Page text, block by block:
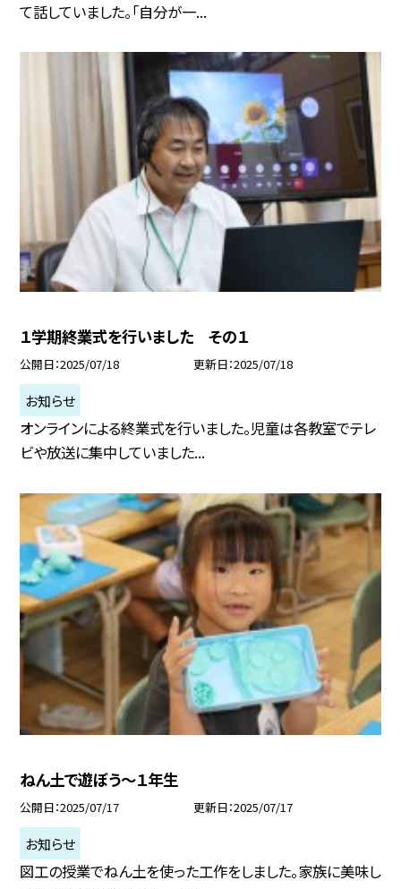
て話していました。「自分が一...
１学期終業式を行いました その１
公開日 2025/07/18 更新日 2025/07/18
お知らせ
オンラインによる終業式を行いました。児童は各教室でテレ
ビや放送に集中していました...
ねん土で遊ぼう～１年生
公開日 2025/07/17 更新日 2025/07/17
お知らせ
図工の授業でねん土を使った工作をしました。家族に美味し